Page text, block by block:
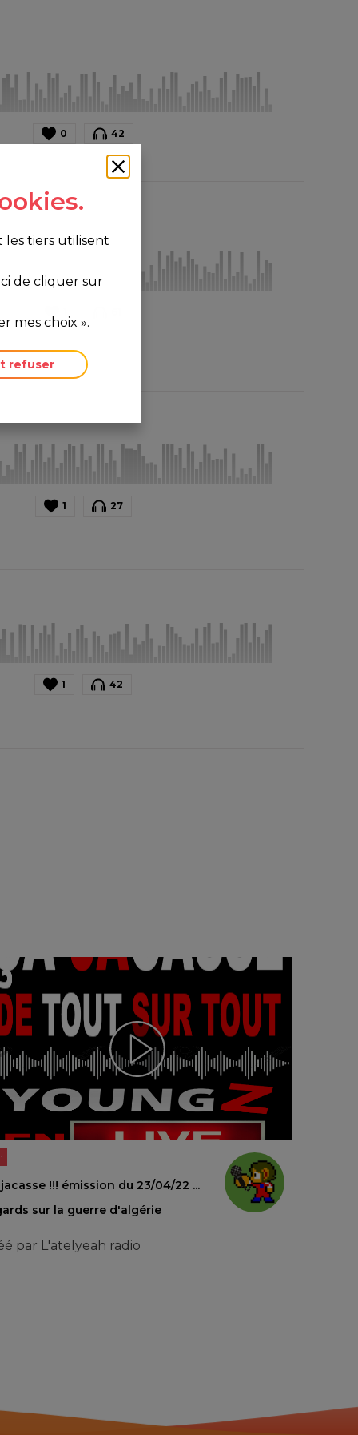
0 42
1 27
1 42
!!! émission du 23/04/22 ...
sur la guerre d'algérie
par L'atelyeah radio
les tiers utilisent
de cliquer sur
mes choix ».
refuser